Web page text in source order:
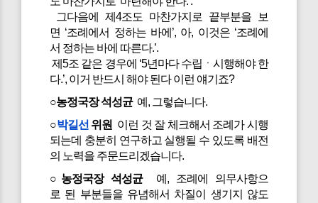
그다음에 제4조도 마찬가지로 끝부분을 보
면 ‘조례에서 정하는 바에’, 아, 이것은 ‘조례에
서 정하는 바에 따른다.’.
제5조 같은 경우에 ‘5년마다 수립ㆍ시행해야 한
다.’, 이거 반드시 해야 된다 이런 얘기죠?
○농정국장 석성균예, 그렇습니다.
○박길선 위원 이런 것 잘 체크해서 조례가 시행
되는데 충분히 연구하고 실행될 수 있도록 배전
의 노력을 주문드리겠습니다.
○농정국장 석성균예, 조례에 의무사항으
로 된 부분들을 유념해서 차질이 생기지 않도